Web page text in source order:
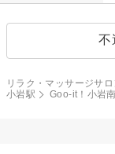
不
リラク・マッサージサロ
小岩駅
Goo-it！小岩